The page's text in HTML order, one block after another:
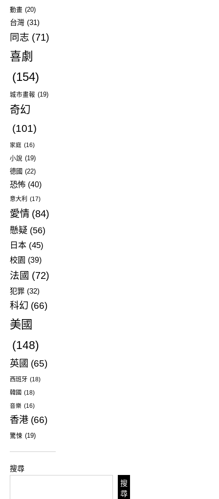
動畫 (20)
台灣 (31)
同志 (71)
喜劇
(154)
城市畫報 (19)
奇幻
(101)
家庭 (16)
小說 (19)
德國 (22)
恐怖 (40)
意大利 (17)
愛情 (84)
懸疑 (56)
日本 (45)
校園 (39)
法國 (72)
犯罪 (32)
科幻 (66)
美國
(148)
英國 (65)
西班牙 (18)
韓國 (18)
音樂 (16)
香港 (66)
驚悚 (19)
搜尋
搜
尋